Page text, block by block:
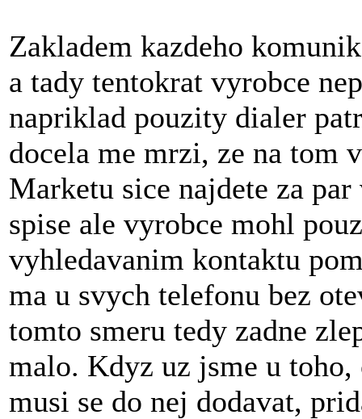
Zakladem kazdeho
a tady tentokrat vyrobce
napriklad pouzity dialer
docela me mrzi, ze na tom
Marketu sice najdete za
spise ale vyrobce mohl
vyhledavanim kontaktu
ma u svych telefonu bez
tomto smeru tedy zadne
malo. Kdyz uz jsme u
musi se do nej dodavat,